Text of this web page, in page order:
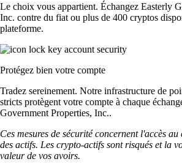
Le choix vous appartient. Échangez Easterly
Inc. contre du fiat ou plus de 400 cryptos
plateforme.
Protégez bien votre compte
Tradez sereinement. Notre infrastructure de
stricts protègent votre compte à chaque
Government Properties, Inc..
Ces mesures de sécurité concernent l'accès
des actifs. Les crypto-actifs sont risqués et la
valeur de vos avoirs.